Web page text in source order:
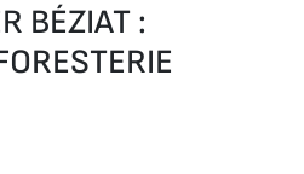
BÉZIAT :